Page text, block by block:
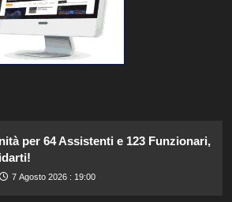
per 64 Assistenti e 123 Funzionari,
7 Agosto 2026 : 19:00